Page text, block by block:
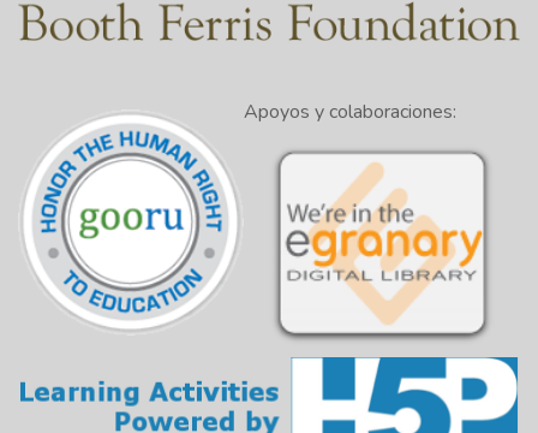
Apoyos y colaboraciones: